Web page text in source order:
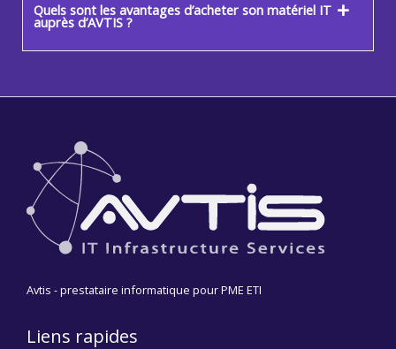
Quels sont les avantages d’acheter son matériel IT
auprès d’AVTIS ?
Avtis - prestataire informatique pour PME ETI
Liens rapides